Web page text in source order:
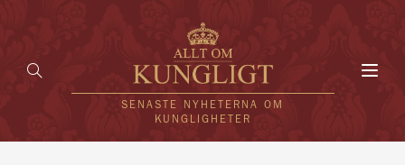
SENASTE NYHETERNA OM
KUNGLIGHETER